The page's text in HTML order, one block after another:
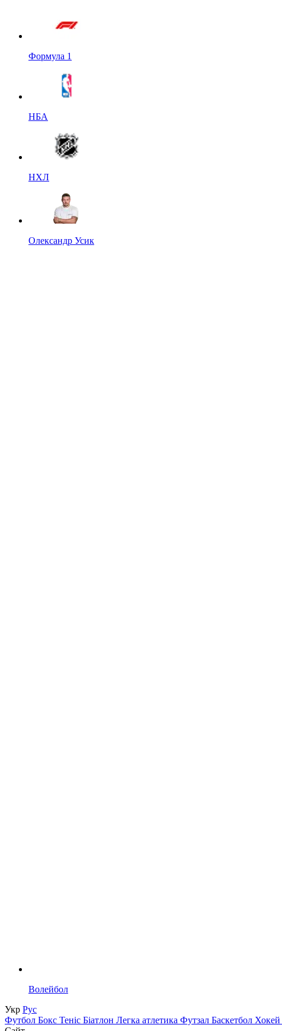
Формула 1
НБА
НХЛ
Олександр Усик
Волейбол
Укр Рус
Футбол Бокс Теніс Біатлон Легка атлетика Футзал Баскетбол Хокей